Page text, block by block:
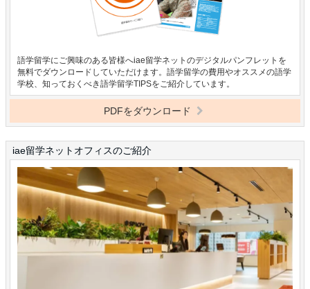
語学留学にご興味のある皆様へiae留学ネットのデジタルパンフレットを
無料でダウンロードしていただけます。語学留学の費用やオススメの語学
学校、知っておくべき語学留学TIPSをご紹介しています。
PDFをダウンロード
iae留学ネットオフィスのご紹介